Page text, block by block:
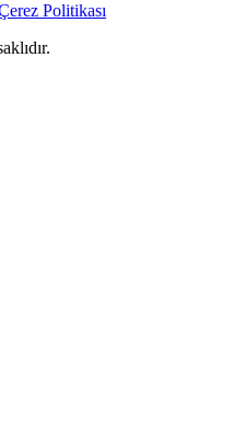
Politikası